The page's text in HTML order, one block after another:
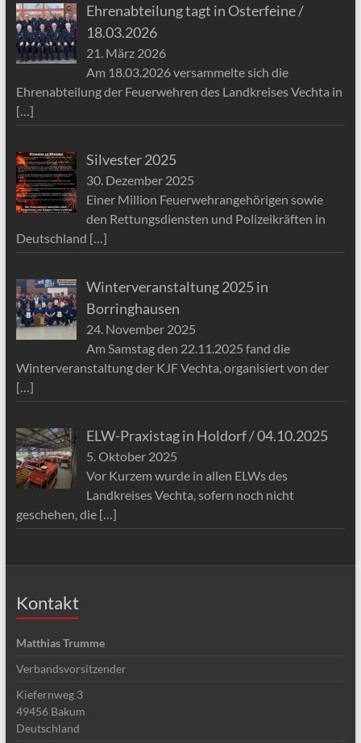
Ehrenabteilung tagt in Osterfeine /
18.03.2026
21. März 2026
Am 18.03.2026 versammelte sich die
Ehrenabteilung der Feuerwehren des Landkreises Vechta in
[…]
Silvester 2025
30. Dezember 2025
Einer Million Feuerwehrangehörigen sowie
den Rettungsdiensten und Polizeikräften in
Deutschland […]
Winterveranstaltung 2025 in
Borringhausen
24. November 2025
Am Samstag den 22.11.2025 fand die
Winterveranstaltung der KJF Vechta, organisiert von der
[…]
ELW-Praxistag in Holdorf / 04.10.2025
5. Oktober 2025
Vor Kurzem wurde in allen ELWs des
Landkreises Vechta, sofern noch nicht
geschehen, die […]
Kontakt
Matthias Trumme
Verbandsvorsitzender
Kiefernweg 3
49456 Bakum
Deutschland